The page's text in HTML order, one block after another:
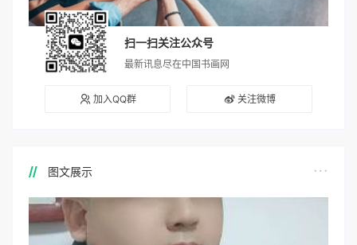
扫一扫关注公众号
最新讯息尽在中国书画网
加入QQ群 关注微博
图文展示